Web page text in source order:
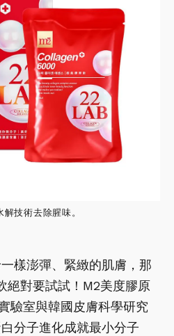
技術去除腥味。
樣澎彈、緊緻的肌膚，那
絕對要試試！M2美度膠原
驗室與韓國皮膚科學研究
分子進化成就最小分子